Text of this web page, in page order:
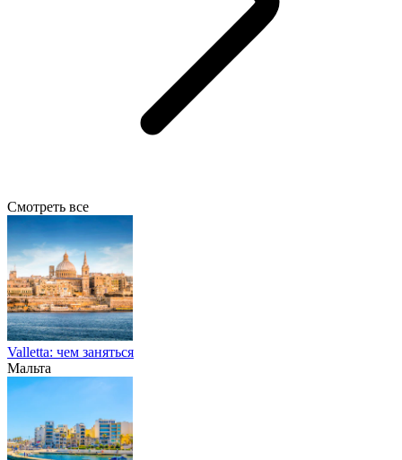
Смотреть все
Valletta: чем заняться
Мальта